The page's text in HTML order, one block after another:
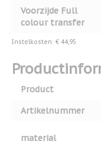
Voorzijde Full
colour transfer
Instelkosten: € 44,95
Product
Artikelnummer
material